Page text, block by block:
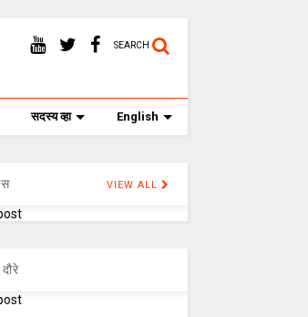
SEARCH
सदस्य व्हा English
VIEW ALL